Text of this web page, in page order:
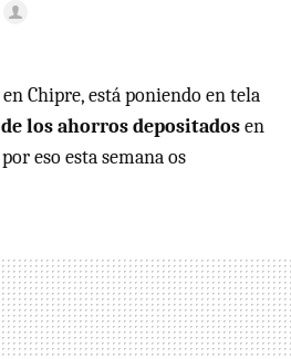
Chipre, está poniendo en tela
los ahorros depositadosen
eso esta semana os